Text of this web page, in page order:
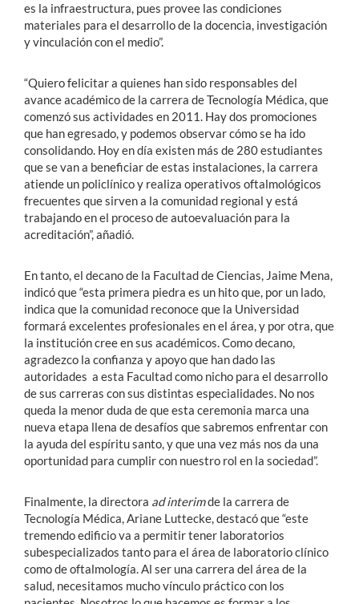
es la infraestructura, pues provee las condiciones
materiales para el desarrollo de la docencia, investigación
y vinculación con el medio”.
“Quiero felicitar a quienes han sido responsables del
avance académico de la carrera de Tecnología Médica, que
comenzó sus actividades en 2011. Hay dos promociones
que han egresado, y podemos observar cómo se ha ido
consolidando. Hoy en día existen más de 280 estudiantes
que se van a beneficiar de estas instalaciones, la carrera
atiende un policlínico y realiza operativos oftalmológicos
frecuentes que sirven a la comunidad regional y está
trabajando en el proceso de autoevaluación para la
acreditación”, añadió.
En tanto, el decano de la Facultad de Ciencias, Jaime Mena,
indicó que “esta primera piedra es un hito que, por un lado,
indica que la comunidad reconoce que la Universidad
formará excelentes profesionales en el área, y por otra, que
la institución cree en sus académicos. Como decano,
agradezco la confianza y apoyo que han dado las
autoridades a esta Facultad como nicho para el desarrollo
de sus carreras con sus distintas especialidades. No nos
queda la menor duda de que esta ceremonia marca una
nueva etapa llena de desafíos que sabremos enfrentar con
la ayuda del espíritu santo, y que una vez más nos da una
oportunidad para cumplir con nuestro rol en la sociedad”.
Finalmente, la directora ad interimde la carrera de
Tecnología Médica, Ariane Luttecke, destacó que “este
tremendo edificio va a permitir tener laboratorios
subespecializados tanto para el área de laboratorio clínico
como de oftalmología. Al ser una carrera del área de la
salud, necesitamos mucho vínculo práctico con los